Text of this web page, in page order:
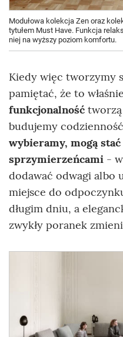
Modułowa kolekcja Zen oraz
tytułem Must Have. Funkcja
niej na wyższy poziom komfortu.
Kiedy więc tworzymy
pamiętać, że to właśnie
funkcjonalność
budujemy
wybieramy, mogą
sprzymierzeńcami -
dodawać odwagi albo
miejsce do
długim dniu, a
zwykły poranek